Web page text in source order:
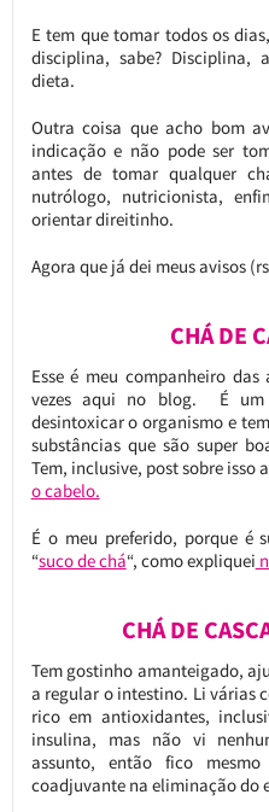
E tem que tomar todos os
disciplina, sabe? Disciplina,
dieta.
Outra coisa que acho bom
indicação e não pode ser
antes de tomar qualquer
nutrólogo, nutricionista,
orientar direitinho.
Agora que já dei meus avisos
CHÁ DE
Esse é meu companheiro das
vezes aqui no blog. É um
desintoxicar o organismo e
substâncias que são super
Tem, inclusive, post sobre isso
o cabelo.
É o meu preferido, porque é
“suco de chá“, como expliquei
CHÁ DE
Tem gostinho amanteigado,
a regular o intestino. Li várias
rico em antioxidantes,
insulina, mas não vi
assunto, então fico
coadjuvante na eliminação do